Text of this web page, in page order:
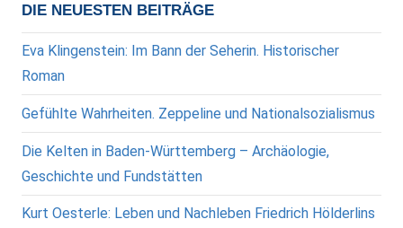
DIE NEUESTEN BEITRÄGE
Eva Klingenstein: Im Bann der Seherin. Historischer
Roman
Gefühlte Wahrheiten. Zeppeline und Nationalsozialismus
Die Kelten in Baden-Württemberg – Archäologie,
Geschichte und Fundstätten
Kurt Oesterle: Leben und Nachleben Friedrich Hölderlins